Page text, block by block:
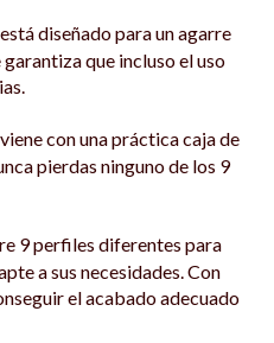
diseñado para un agarre
que incluso el uso
viene con una práctica caja de
pierdas ninguno de los 9
9 perfiles diferentes para
a sus necesidades. Con
el acabado adecuado